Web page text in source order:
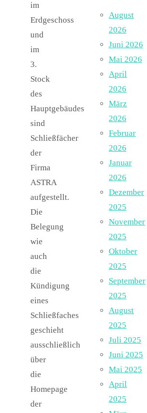
im
Erdgeschoss
und
im
3.
Stock
des
Hauptgebäudes
sind
Schließfächer
der
Firma
ASTRA
aufgestellt.
Die
Belegung
wie
auch
die
Kündigung
eines
Schließfaches
geschieht
ausschließlich
über
die
Homepage
der
August
2026
Juni 2026
Mai 2026
April
2026
März
2026
Februar
2026
Januar
2026
Dezember
2025
November
2025
Oktober
2025
September
2025
August
2025
Juli 2025
Juni 2025
Mai 2025
April
2025